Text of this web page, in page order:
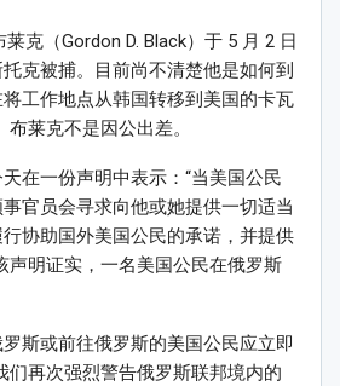
莱克（Gordon D. Black）于 5 月 2 日
克被捕。目前尚不清楚他是如何到
工作地点从韩国转移到美国的卡瓦
莱克不是因公出差。
在一份声明中表示：“当美国公民
官员会寻求向他或她提供一切适当
协助国外美国公民的承诺，并提供
声明证实，一名美国公民在俄罗斯
斯或前往俄罗斯的美国公民应立即
们再次强烈警告俄罗斯联邦境内的